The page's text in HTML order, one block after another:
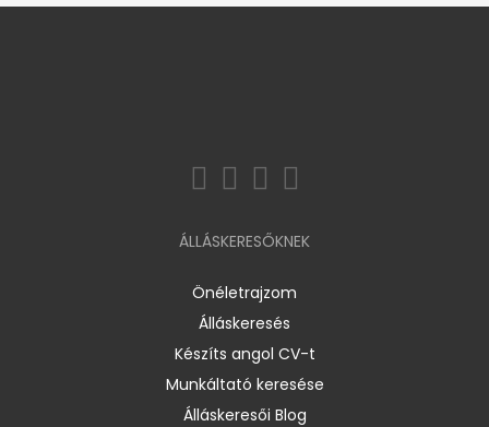
ÁLLÁSKERESŐKNEK
Önéletrajzom
Álláskeresés
Készíts angol CV-t
Munkáltató keresése
Álláskeresői Blog